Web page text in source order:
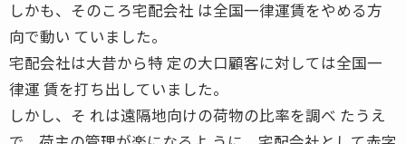
しかも、そのころ宅配会社 は全国一律運賃をやめる方
向で動い ていました。
宅配会社は大昔から特 定の大口顧客に対しては全国一
律運 賃を打ち出していました。
しかし、そ れは遠隔地向けの荷物の比率を調べ たうえ